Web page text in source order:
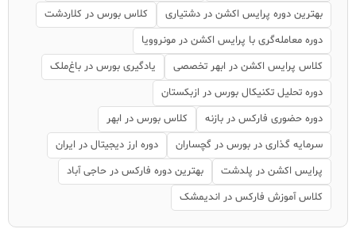
بهترین دوره پرایس اکشن در دشتیاری
کلاس بورس در کلاردشت
دوره معامله‌گری با پرایس اکشن در مونروویا
کلاس پرایس اکشن در ابهر تخصصی
یادگیری بورس در باغ‌ملک
دوره تحلیل تکنیکال بورس در ازبکستان
دوره حضوری فارکس در بازنه
کلاس بورس در ابهر
سرمایه گذاری در بورس در گچساران
دوره ارز دیجیتال در ایران
پرایس اکشن در پلدشت
بهترین دوره فارکس در حاجی آباد
کلاس آموزش فارکس در اندیمشک